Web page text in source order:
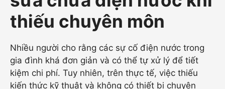
thiếu chuyên môn
Nhiều người cho rằng các sự cố điện nước trong
gia đình khá đơn giản và có thể tự xử lý để tiết
kiệm chi phí. Tuy nhiên, trên thực tế, việc thiếu
kiến thức kỹ thuật và không có thiết bị chuyên